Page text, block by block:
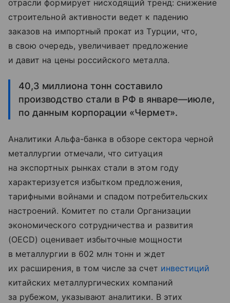
отрасли формирует нисходящий тренд: снижение
строительной активности ведет к падению
заказов на импортный прокат из Турции, что,
в свою очередь, увеличивает предложение
и давит на цены российского металла.
40,3 миллиона тонн составило
производство стали в РФ в январе—июле,
по данным корпорации «Чермет».
Аналитики Альфа-банка в обзоре сектора черной
металлургии отмечали, что ситуация
на экспортных рынках стали в этом году
характеризуется избытком предложения,
тарифными войнами и спадом потребительских
настроений. Комитет по стали Организации
экономического сотрудничества и развития
(OECD) оценивает избыточные мощности
в металлургии в 602 млн тонн и ждет
их расширения, в том числе за счет инвестиций
китайских металлургических компаний
за рубежом, указывают аналитики. В этих